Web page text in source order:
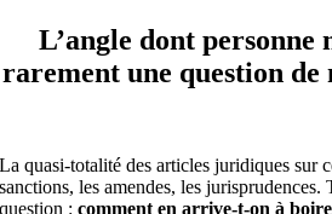
L’angle dont personne
rarement une question de
La quasi-totalité des articles juridiques sur
sanctions, les amendes, les jurisprudences.
question :comment en arrive-t-on à